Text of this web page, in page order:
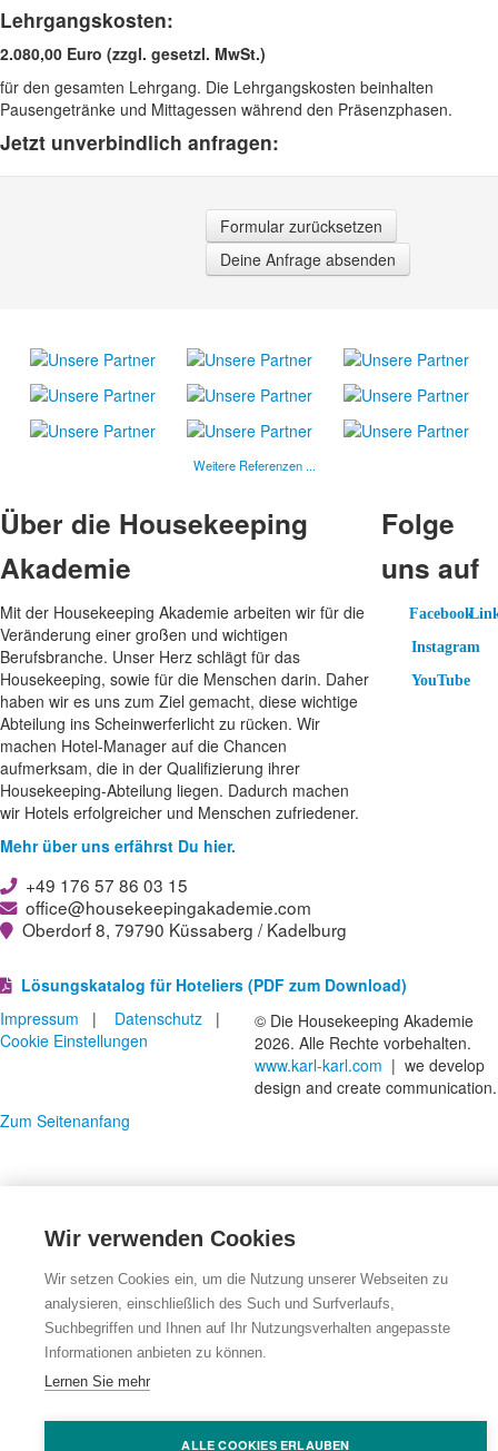
Lehrgangskosten:
2.080,00 Euro (zzgl. gesetzl. MwSt.)
für den gesamten Lehrgang. Die Lehrgangskosten beinhalten
Pausengetränke und Mittagessen während den Präsenzphasen.
Jetzt unverbindlich anfragen:
Formular zurücksetzen
Deine Anfrage absenden
Weitere Referenzen ...
Über die Housekeeping
Akademie
Mit der Housekeeping Akademie arbeiten wir für die
Veränderung einer großen und wichtigen
Berufsbranche. Unser Herz schlägt für das
Housekeeping, sowie für die Menschen darin. Daher
haben wir es uns zum Ziel gemacht, diese wichtige
Abteilung ins Scheinwerferlicht zu rücken. Wir
machen Hotel-Manager auf die Chancen
aufmerksam, die in der Qualifizierung ihrer
Housekeeping-Abteilung liegen. Dadurch machen
wir Hotels erfolgreicher und Menschen zufriedener.
Mehr über uns erfährst Du hier.
+49 176 57 86 03 15
office@housekeepingakademie.com
Oberdorf 8, 79790 Küssaberg / Kadelburg
Lösungskatalog für Hoteliers (PDF zum Download)
Folge
uns auf
Facebook
Instagram
YouTube
Impressum | Datenschutz |
Cookie Einstellungen
© Die Housekeeping Akademie
2026. Alle Rechte vorbehalten.
www.karl-karl.com | we develop
design and create communication.
Zum Seitenanfang
Wir verwenden Cookies
Wir setzen Cookies ein, um die Nutzung unserer Webseiten zu
analysieren, einschließlich des Such und Surfverlaufs,
Suchbegriffen und Ihnen auf Ihr Nutzungsverhalten angepasste
Informationen anbieten zu können.
Lernen Sie mehr
ALLE COOKIES ERLAUBEN